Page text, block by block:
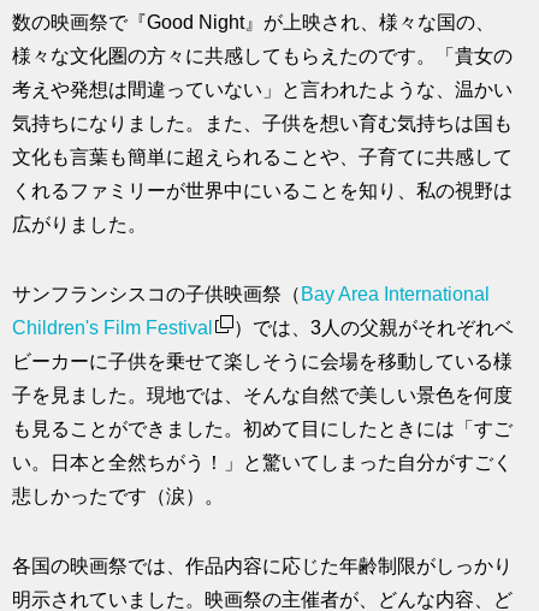
数の映画祭で『Good Night』が上映され、様々な国の、
様々な文化圏の方々に共感してもらえたのです。「貴女の
考えや発想は間違っていない」と言われたような、温かい
気持ちになりました。また、子供を想い育む気持ちは国も
文化も言葉も簡単に超えられることや、子育てに共感して
くれるファミリーが世界中にいることを知り、私の視野は
広がりました。
サンフランシスコの子供映画祭（ Bay Area International
Children's Film Festival
）では、3人の父親がそれぞれベ
ビーカーに子供を乗せて楽しそうに会場を移動している様
子を見ました。現地では、そんな自然で美しい景色を何度
も見ることができました。初めて目にしたときには「すご
い。日本と全然ちがう！」と驚いてしまった自分がすごく
悲しかったです（涙）。
各国の映画祭では、作品内容に応じた年齢制限がしっかり
明示されていました。映画祭の主催者が、どんな内容、ど